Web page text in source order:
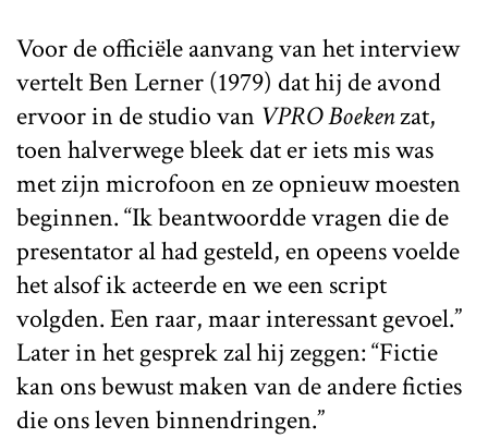
Voor de officiële aanvang van het interview
vertelt Ben Lerner (1979) dat hij de avond
ervoor in de studio van VPRO Boekenzat,
toen halverwege bleek dat er iets mis was
met zijn microfoon en ze opnieuw moesten
beginnen. “Ik beantwoordde vragen die de
presentator al had gesteld, en opeens voelde
het alsof ik acteerde en we een script
volgden. Een raar, maar interessant gevoel.”
Later in het gesprek zal hij zeggen: “Fictie
kan ons bewust maken van de andere ficties
die ons leven binnendringen.”